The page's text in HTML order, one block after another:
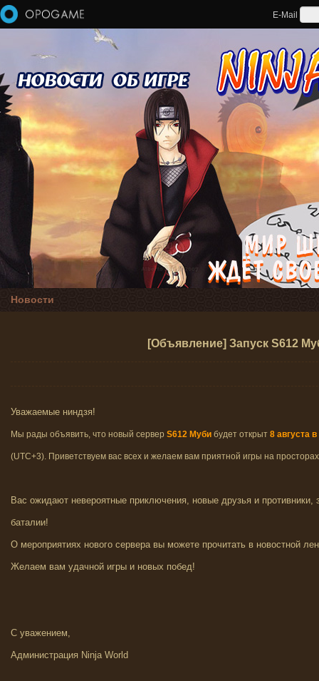
Перейти к основному содержанию
E-Mail
Новости
[Объявление] Запуск S612
Уважаемые ниндзя!
Мы рады объявить, что новый сервер S612 Муби будет открыт 8 августа в
(UTC+3). Приветствуем вас всех и желаем вам приятной игры на
Вас ожидают невероятные приключения, новые друзья и
баталии!
О мероприятиях нового сервера вы можете прочитать в новостной
Желаем вам удачной игры и новых побед!
С уважением,
Администрация Ninja World